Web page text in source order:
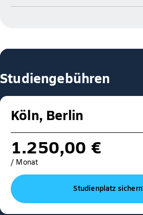
Studiengebühren
Köln, Berlin
1.250,00 €
/ Monat
Studienplatz sichern